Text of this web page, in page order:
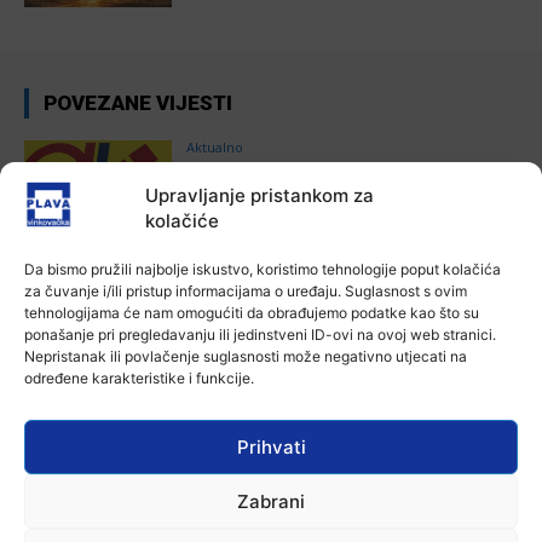
Upravljanje pristankom za
kolačiće
Da bismo pružili najbolje iskustvo, koristimo tehnologije poput kolačića
za čuvanje i/ili pristup informacijama o uređaju. Suglasnost s ovim
tehnologijama će nam omogućiti da obrađujemo podatke kao što su
ponašanje pri pregledavanju ili jedinstveni ID-ovi na ovoj web stranici.
Nepristanak ili povlačenje suglasnosti može negativno utjecati na
određene karakteristike i funkcije.
Prihvati
Zabrani
POVEZANE VIJESTI
Aktualno
stotu godišnjicu djelovanja
7 kolovoza, 2026
Aktualno
Za dva tjedna započinje još jedna
Divlja liga
7 kolovoza, 2026
Aktualno
U Županji održana Ljetna škola magije